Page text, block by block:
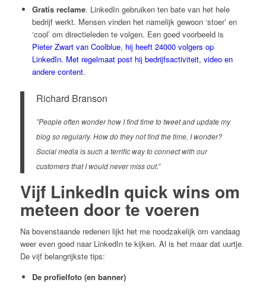
Gratis reclame. LinkedIn gebruiken ten bate van het hele
bedrijf werkt. Mensen vinden het namelijk gewoon ‘stoer’ en
‘cool’ om directieleden te volgen. Een goed voorbeeld is
Pieter Zwart van Coolblue, hij heeft 24000 volgers op
LinkedIn. Met regelmaat post hij bedrijfsactiviteit, video en
andere content.
Richard Branson
”People often wonder how I find time to tweet and update my
blog so regularly. How do they not find the time, I wonder?
Social media is such a terrific way to connect with our
customers that I would never miss out.”
Vijf LinkedIn quick wins om
meteen door te voeren
Na bovenstaande redenen lijkt het me noodzakelijk om vandaag
weer even goed naar LinkedIn te kijken. Al is het maar dat uurtje.
De vijf belangrijkste tips:
De profielfoto (en banner)